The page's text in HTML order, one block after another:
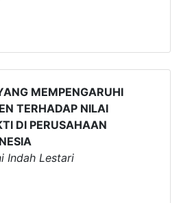
MEMPENGARUHI
TERHADAP NILAI
DI PERUSAHAAN
Indah Lestari